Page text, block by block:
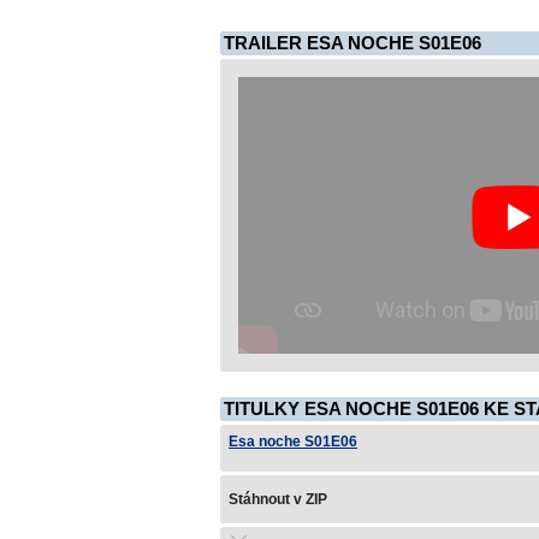
TRAILER ESA NOCHE S01E06
TITULKY ESA NOCHE S01E06 KE
Esa noche S01E06
Stáhnout v ZIP